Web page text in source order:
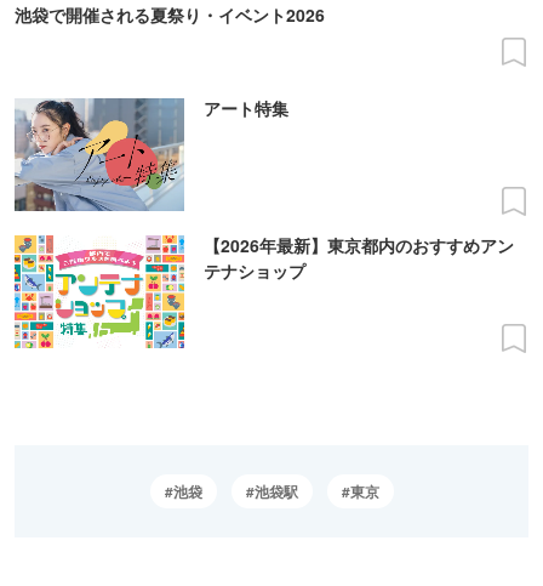
池袋で開催される夏祭り・イベント2026
アート特集
【2026年最新】東京都内のおすすめアン
テナショップ
池袋 池袋駅 東京